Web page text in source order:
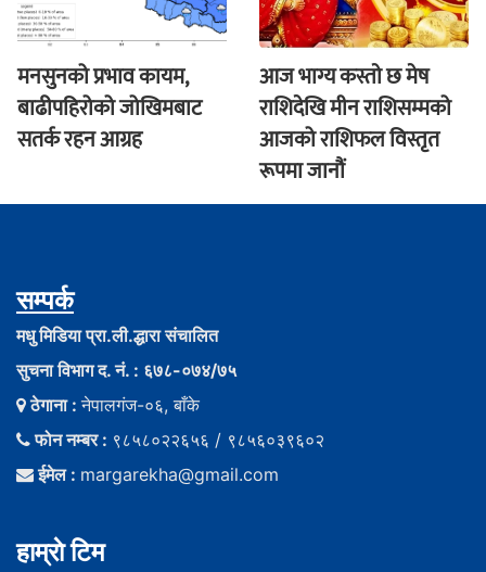
मनसुनको प्रभाव कायम,
बाढीपहिरोको जोखिमबाट
सतर्क रहन आग्रह
आज भाग्य कस्ताे छ मेष
राशिदेखि मीन राशिसम्मको
आजको राशिफल विस्तृत
रूपमा जानौं
सम्पर्क
मधु मिडिया प्रा.ली.द्धारा संचालित
सुचना विभाग द. नं. : ६७८-०७४/७५
ठेगाना :नेपालगंज-०६, बाँके
फोन नम्बर : ९८५८०२२६५६ / ९८५६०३९६०२
ईमेल : margarekha@gmail.com
हाम्राे टिम